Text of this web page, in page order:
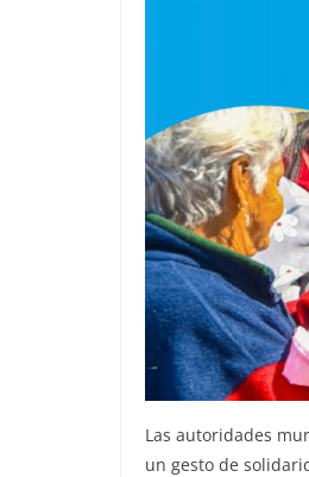
Las autoridades
un gesto de